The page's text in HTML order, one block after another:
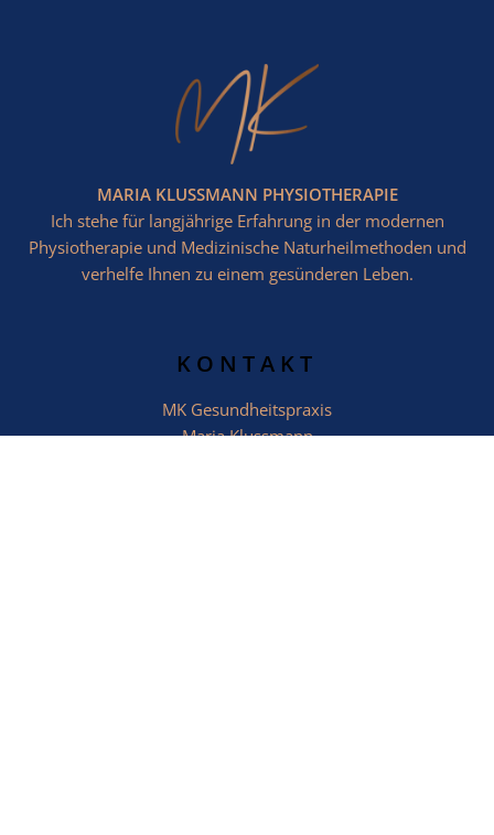
MARIA KLUSSMANN PHYSIOTHERAPIE
Ich stehe für langjährige Erfahrung in der modernen
Physiotherapie und Medizinische Naturheilmethoden und
verhelfe Ihnen zu einem gesünderen Leben.
KONTAKT
MK Gesundheitspraxis
Maria Klussmann